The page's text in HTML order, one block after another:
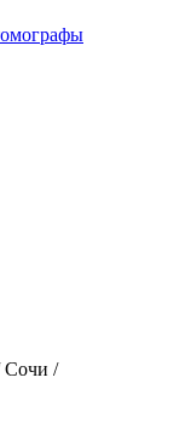
Сочи /